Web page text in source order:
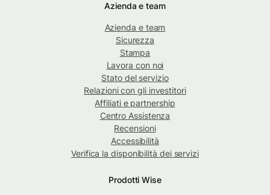
Azienda e team
Azienda e team
Sicurezza
Stampa
Lavora con noi
Stato del servizio
Relazioni con gli investitori
Affiliati e partnership
Centro Assistenza
Recensioni
Accessibilità
Verifica la disponibilità dei servizi
Prodotti Wise